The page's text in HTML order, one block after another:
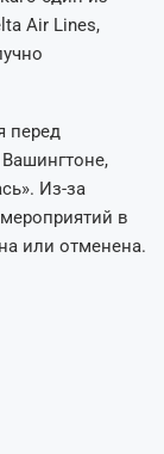
Air Lines,
перед
Из-за
в
или отменена.